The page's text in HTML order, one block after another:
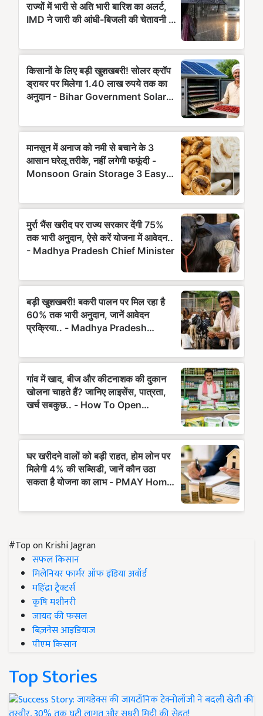
#Top on Krishi Jagran
सफल किसान
मिलेनियर फार्मर ऑफ इंडिया अवॉर्ड
महिंद्रा ट्रैक्टर्स
कृषि मशीनरी
जायद की फसल
बिज़नेस आइडियाज
पीएम किसान
Top Stories